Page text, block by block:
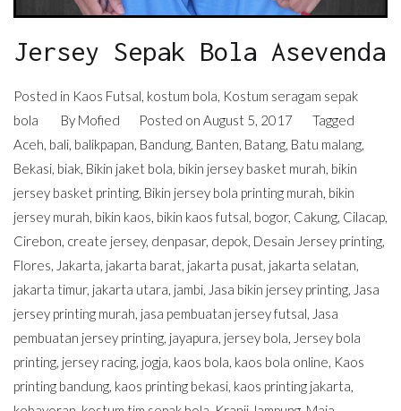
Jersey Sepak Bola Asevenda
Posted in Kaos Futsal, kostum bola, Kostum seragam sepak
bola
By Mofied Posted onAugust 5, 2017
Tagged
Aceh, bali, balikpapan, Bandung, Banten, Batang, Batu malang,
Bekasi, biak, Bikin jaket bola, bikin jersey basket murah, bikin
jersey basket printing, Bikin jersey bola printing murah, bikin
jersey murah, bikin kaos, bikin kaos futsal, bogor, Cakung, Cilacap,
Cirebon, create jersey, denpasar, depok, Desain Jersey printing,
Flores, Jakarta, jakarta barat, jakarta pusat, jakarta selatan,
jakarta timur, jakarta utara, jambi, Jasa bikin jersey printing, Jasa
jersey printing murah, jasa pembuatan jersey futsal, Jasa
pembuatan jersey printing, jayapura, jersey bola, Jersey bola
printing, jersey racing, jogja, kaos bola, kaos bola online, Kaos
printing bandung, kaos printing bekasi, kaos printing jakarta,